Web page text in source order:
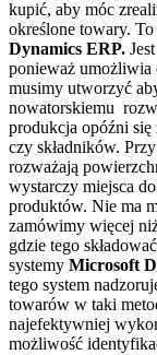
kupić, aby móc
określone towary. To
Dynamics ERP.
ponieważ umożliwia
musimy utworzyć
nowatorskiemu
produkcja opóźni się
czy składników.
rozważają
wystarczy miejsca
produktów. Nie ma
zamówimy więcej
gdzie tego
systemy Microsoft
tego system
towarów w taki
najefektywniej
możliwość